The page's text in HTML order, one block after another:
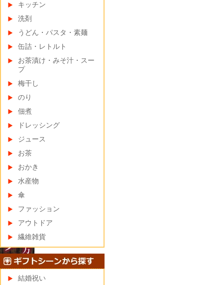
キッチン
洗剤
うどん・パスタ・素麺
缶詰・レトルト
お茶漬け・みそ汁・スー
プ
梅干し
のり
佃煮
ドレッシング
ジュース
お茶
おかき
水産物
傘
ファッション
アウトドア
繊維雑貨
結婚祝い